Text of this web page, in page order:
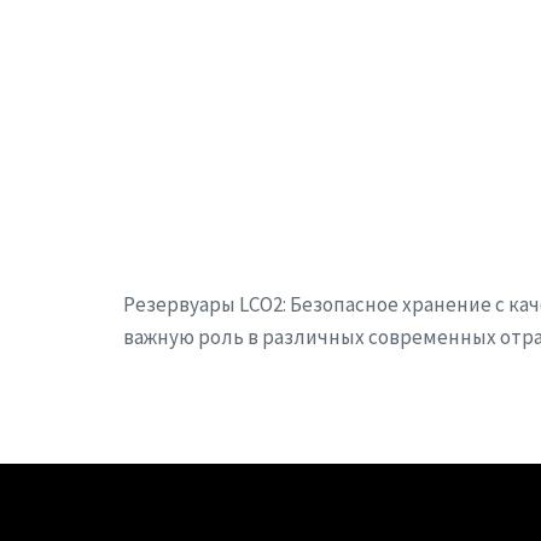
Резервуары LCO2: Безопасное хранение с
важную роль в различных современных